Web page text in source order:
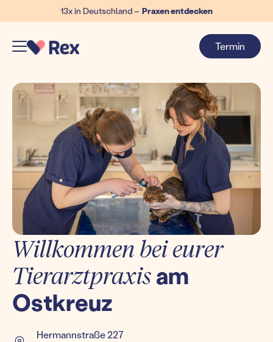
13x in Deutschland – Praxen entdecken
Termin
Willkommen bei eurer
Tierarztpraxisam
Ostkreuz
Hermannstraße 227